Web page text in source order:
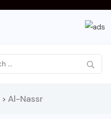
> Al-Nassr